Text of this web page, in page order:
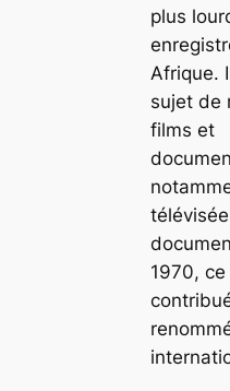
plus
Afrique.
sujet de
films et
1970, ce